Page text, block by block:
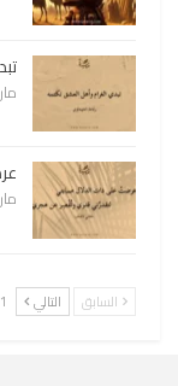
السابق التالي 1 من 13٬790